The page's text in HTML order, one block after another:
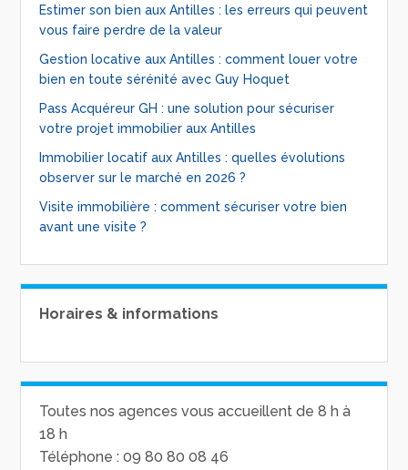
Estimer son bien aux Antilles : les erreurs qui peuvent
vous faire perdre de la valeur
Gestion locative aux Antilles : comment louer votre
bien en toute sérénité avec Guy Hoquet
Pass Acquéreur GH : une solution pour sécuriser
votre projet immobilier aux Antilles
Immobilier locatif aux Antilles : quelles évolutions
observer sur le marché en 2026 ?
Visite immobilière : comment sécuriser votre bien
avant une visite ?
Horaires & informations
Toutes nos agences vous accueillent de 8 h à
18 h
Téléphone : 09 80 80 08 46